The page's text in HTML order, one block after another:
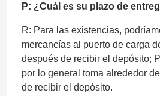
P: ¿Cuál es su plazo de
R: Para las existencias,
mercancías al puerto de carga
después de recibir el depósito;
por lo general toma alrededor
de recibir el depósito.